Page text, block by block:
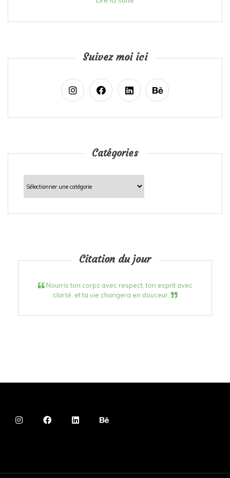
Suivez moi ici
Catégories
Catégories
Citation du jour
Nourris ton corps avec respect, ton esprit avec
clarté, et ta vie changera en douceur.